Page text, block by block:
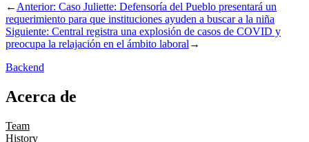
←Anterior: Caso Juliette: Defensoría del Pueblo presentará un
requerimiento para que instituciones ayuden a buscar a la niña
Siguiente: Central registra una explosión de casos de COVID y
preocupa la relajación en el ámbito laboral→
Backend
Acerca de
Team
History